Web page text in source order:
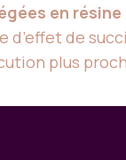
en
d’effet de
plus